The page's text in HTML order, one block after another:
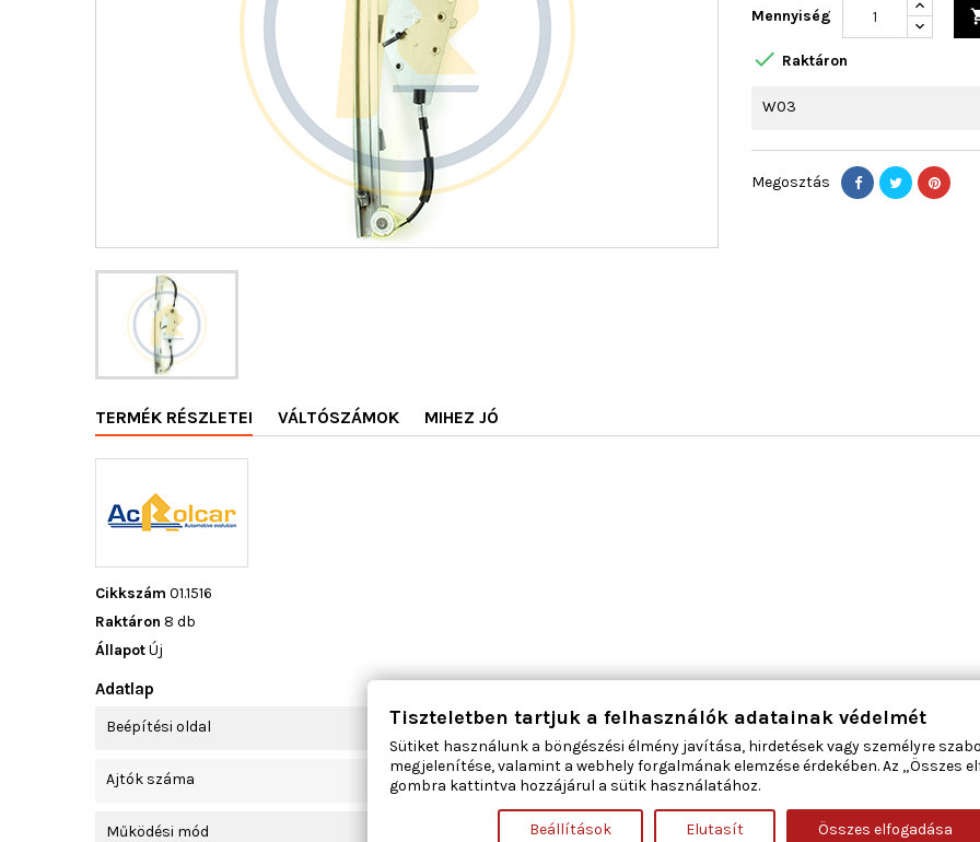
Mennyiség
 Raktáron
W03
Megosztás
TERMÉK RÉSZLETEI VÁLTÓSZÁMOK MIHEZ JÓ
Cikkszám 01.1516
Raktáron 8 db
ÁllapotÚj
Adatlap
Beépítési oldal jobb hátsó
Ajtók száma 4
Működési mód elektromos
Tiszteletben tartjuk a felhasználók adatainak védelmét
Sütiket használunk a böngészési élmény javítása, hirdetések vagy személyre
megjelenítése, valamint a webhely forgalmának elemzése érdekében. Az „Összes
gombra kattintva hozzájárul a sütik használatához.
Beállítások Elutasít Összes elfogadása